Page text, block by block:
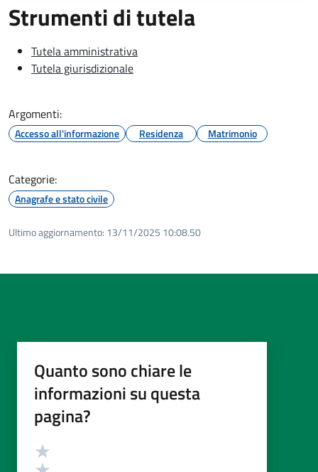
Strumenti di tutela
Tutela amministrativa
Tutela giurisdizionale
Argomenti:
Accesso all'informazione Residenza Matrimonio
Categorie:
Anagrafe e stato civile
Ultimo aggiornamento: 13/11/2025 10:08.50
Quanto sono chiare le
informazioni su questa
pagina?
Valutazione